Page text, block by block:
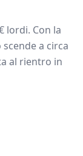
lordi. Con la
a circa
al rientro in